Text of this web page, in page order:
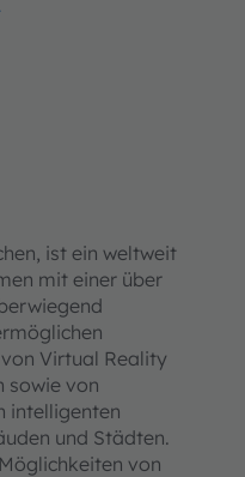
ist ein weltweit
mit einer über
Virtual Reality
sowie von
intelligenten
und Städten.
von